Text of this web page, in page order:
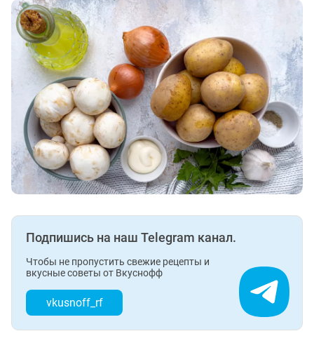
Подпишись на наш Telegram канал.
Чтобы не пропустить свежие рецепты и
вкусные советы от Вкуснофф
vkusnoff_rf